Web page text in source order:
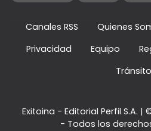
Canales RSS Quienes
Privacidad
Equipo
Tránsito
Exitoina - Editorial Perfil S.A. |
- Todos los